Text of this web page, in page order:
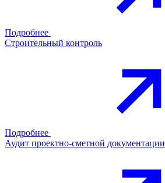
Подробнее
Строительный контроль
Подробнее
Аудит проектно-сметной документации